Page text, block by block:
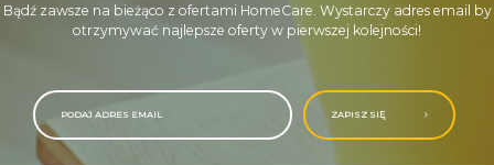
Bądź zawsze na bieżąco z ofertami HomeCare. Wystarczy adres email by
otrzymywać najlepsze oferty w pierwszej kolejności!
ZAPISZ SIĘ